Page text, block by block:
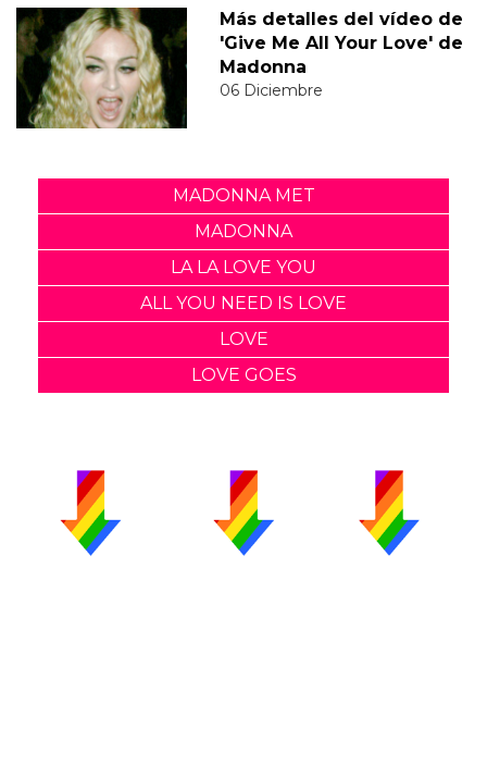
Más detalles del vídeo de
'Give Me All Your Love' de
Madonna
06 Diciembre
MADONNA MET
MADONNA
LA LA LOVE YOU
ALL YOU NEED IS LOVE
LOVE
LOVE GOES